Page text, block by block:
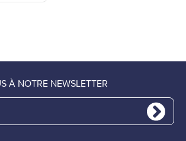
À NOTRE NEWSLETTER